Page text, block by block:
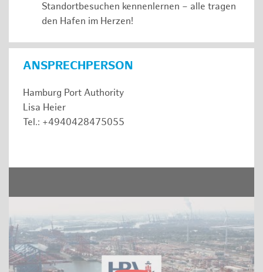
Standortbesuchen kennenlernen – alle tragen
den Hafen im Herzen!
ANSPRECHPERSON
Hamburg Port Authority
Lisa Heier
Tel.: +4940428475055